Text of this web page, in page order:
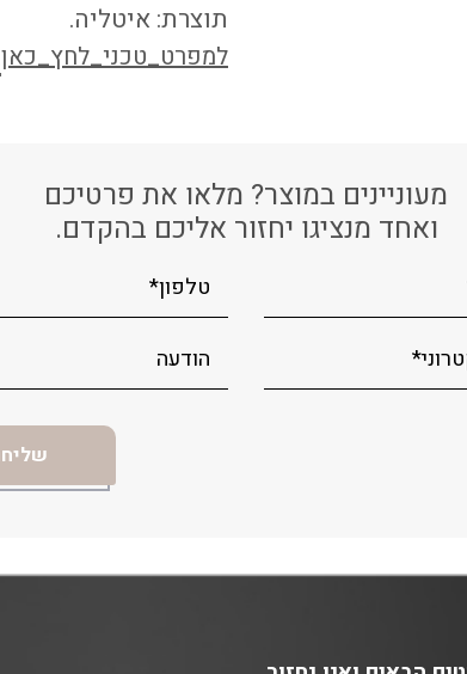
תוצרת: איטליה.
למפרט_טכני_לחץ_כאן
מעוניינים במוצר? מלאו את פרטיכם
ואחד מנציגו יחזור אליכם בהקדם.